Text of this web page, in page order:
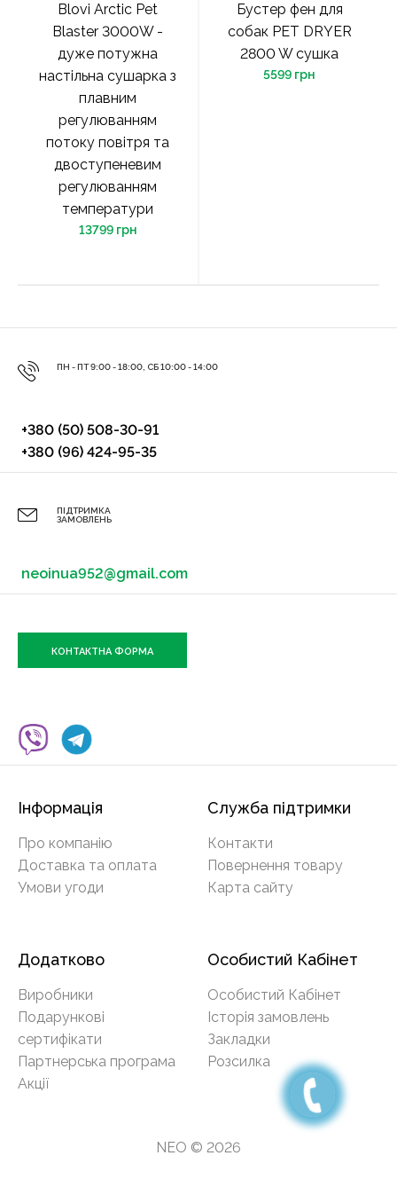
Blovi Arctic Pet
Blaster 3000W -
дуже потужна
настільна сушарка з
плавним
регулюванням
потоку повітря та
двоступеневим
регулюванням
температури
13799 грн
Бустер фен для
собак PET DRYER
2800 W сушка
5599 грн
ПН - ПТ 9:00 - 18:00, СБ 10:00 - 14:00
+380 (50) 508-30-91
+380 (96) 424-95-35
ПІДТРИМКА
ЗАМОВЛЕНЬ
neoinua952@gmail.com
КОНТАКТНА ФОРМА
Інформація
Про компанію
Доставка та оплата
Умови угоди
Служба підтримки
Контакти
Повернення товару
Карта сайту
Додатково
Виробники
Подарункові
сертифікати
Партнерська програма
Акції
Особистий Кабінет
Особистий Кабінет
Історія замовлень
Закладки
Розсилка
NEO © 2026